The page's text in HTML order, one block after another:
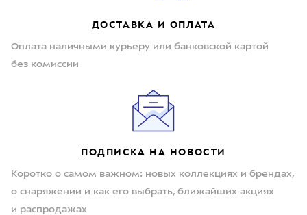
ДОСТАВКА И ОПЛАТА
Оплата наличными курьеру или банковской картой
без комиссии
ПОДПИСКА НА НОВОСТИ
Коротко о самом важном: новых коллекциях и брендах,
о снаряжении и как его выбрать, ближайших акциях
и распродажах